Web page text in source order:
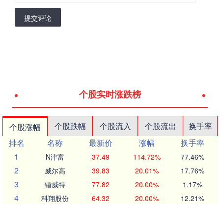
提交评论
个股实时涨跌榜
个股涨幅 个股跌幅 个股流入 个股流出
换手率
排名
名称 最新价 涨幅
换手率
1
N津富 37.49 114.72% 77.46%
2 威尔高 39.83 20.01% 17.76%
3 锴威特 77.82 20.00% 1.17%
4 科翔股份 64.32 20.00% 12.21%